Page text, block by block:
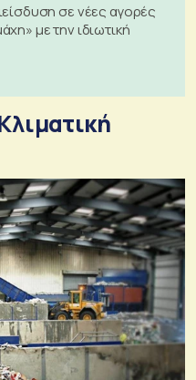
σε νέες αγορές
με την ιδιωτική